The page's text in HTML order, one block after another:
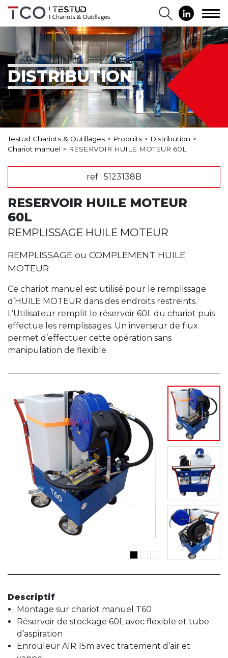
DISTRIBUTION
Testud Chariots & Outillages > Produits > Distribution >
Chariot manuel > RESERVOIR HUILE MOTEUR 60L
RESERVOIR HUILE MOTEUR
60L
REMPLISSAGE HUILE MOTEUR
ref : 5123138B
REMPLISSAGE ou COMPLEMENT HUILE
MOTEUR
Ce chariot manuel est utilisé pour le remplissage
d’HUILE MOTEUR dans des endroits restreints.
L’Utilisateur remplit le réservoir 60L du chariot puis
effectue les remplissages. Un inverseur de flux
permet d’effectuer cette opération sans
manipulation de flexible.
Descriptif
Montage sur chariot manuel T60
Réservoir de stockage 60L avec flexible et tube
d’aspiration
Enrouleur AIR 15m avec traitement d’air et